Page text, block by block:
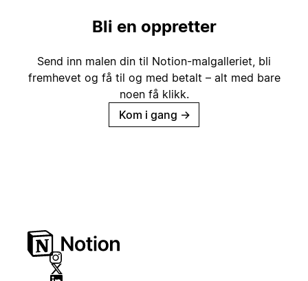
Bli en oppretter
Send inn malen din til Notion-malgalleriet, bli
fremhevet og få til og med betalt – alt med bare
noen få klikk.
Kom i gang →